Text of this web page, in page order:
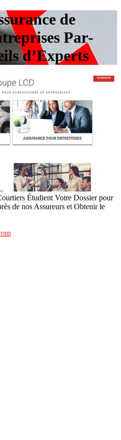
de
Par­
d’Experts
Étudient Votre Dossier pour
de nos Assureurs et Obtenir le